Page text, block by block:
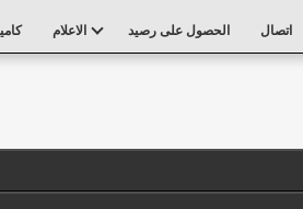
الاعلام الحصول على رصيد اتصال